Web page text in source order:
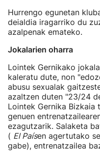
Hurrengo egunetan
deialdia iragarriko du
azalpenak emateko.
Jokalarien oharra
Lointek Gernikako
kaleratu dute, non
abusu sexualak
azaltzen duten "23/24
Lointek Gernika Bizkaia
genuen
ezagutzarik. Salaketa
( El Paísen agertutako
gabe), entrenatzailea